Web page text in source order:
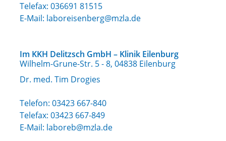
Telefax: 036691 81515
E-Mail: laboreisenberg@mzla.de
Im KKH Delitzsch GmbH – Klinik Eilenburg
Wilhelm-Grune-Str. 5 - 8, 04838 Eilenburg
Dr. med. Tim Drogies
Telefon: 03423 667-840
Telefax: 03423 667-849
E-Mail: laboreb@mzla.de